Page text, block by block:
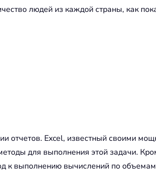
людей из каждой страны, как
отчетов. Excel, известный своими
для выполнения этой задачи.
к выполнению вычислений по